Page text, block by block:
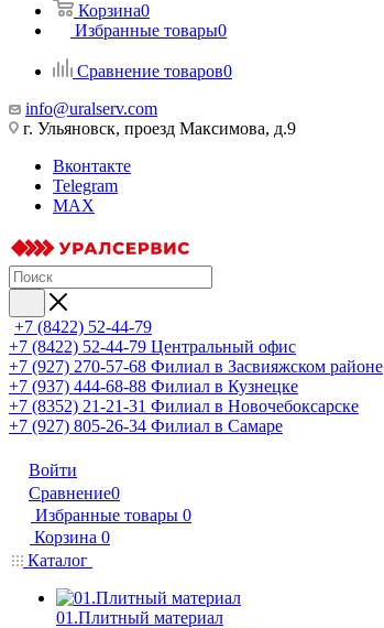
Корзина0
Избранные товары0
Сравнение товаров0
info@uralserv.com
г. Ульяновск, проезд Максимова, д.9
Вконтакте
Telegram
MAX
+7 (8422) 52-44-79
+7 (8422) 52-44-79 Центральный офис
+7 (927) 270-57-68 Филиал в Засвияжском районе
+7 (937) 444-68-88 Филиал в Кузнецке
+7 (8352) 21-21-31 Филиал в Новочебоксарске
+7 (927) 805-26-34 Филиал в Самаре
Войти
Сравнение0
Избранные товары 0
Корзина 0
Каталог
01.Плитный материал